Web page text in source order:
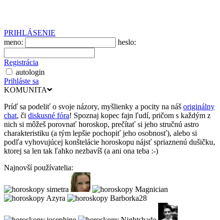
PRIHLÁSENIE
meno:
heslo:
Registrácia
autologin
Prihláste sa
KOMUNITA
Príď sa podeliť o svoje názory, myšlienky a pocity na náš originálny
chat, či diskusné fóra! Spoznaj kopec fajn ľudí, pričom s každým z
nich si môžeš porovnať horoskop, prečítať si jeho stručnú astro
charakteristiku (a tým lepšie pochopiť jeho osobnosť), alebo si
podľa vyhovujúcej konštelácie horoskopu nájsť spriaznenú dušičku,
ktorej sa len tak ľahko nezbavíš (a ani ona teba :-)
Najnovší používatelia: